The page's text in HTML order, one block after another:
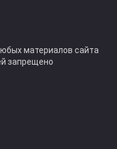
материалов сайта
запрещено